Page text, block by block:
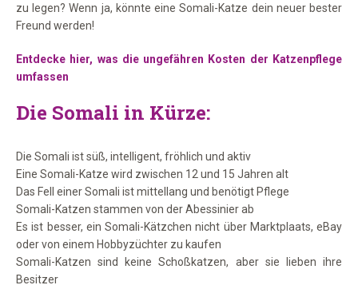
zu legen? Wenn ja, könnte eine Somali-Katze dein neuer bester
Freund werden!
Entdecke hier, was die ungefähren Kosten der Katzenpflege
umfassen
Die Somali in Kürze:
Die Somali ist süß, intelligent, fröhlich und aktiv
Eine Somali-Katze wird zwischen 12 und 15 Jahren alt
Das Fell einer Somali ist mittellang und benötigt Pflege
Somali-Katzen stammen von der Abessinier ab
Es ist besser, ein Somali-Kätzchen nicht über Marktplaats, eBay
oder von einem Hobbyzüchter zu kaufen
Somali-Katzen sind keine Schoßkatzen, aber sie lieben ihre
Besitzer